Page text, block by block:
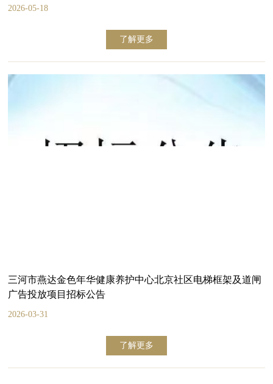
2026-05-18
了解更多
三河市燕达金色年华健康养护中心北京社区电梯框架及道闸
广告投放项目招标公告
2026-03-31
了解更多